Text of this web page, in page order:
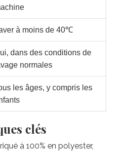
à moins de 40℃
dans des conditions de
normales
les âges, y compris les
clés
à 100% en polyester,